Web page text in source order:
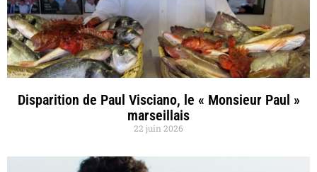
Disparition de Paul Visciano, le « Monsieur Paul »
marseillais
22 juin 2026